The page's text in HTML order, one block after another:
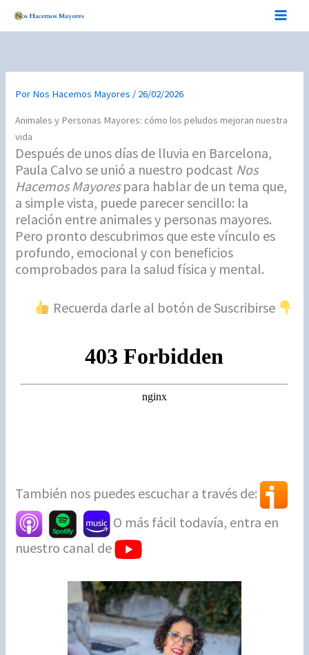
Por Nos Hacemos Mayores / 26/02/2026
Animales y Personas Mayores: cómo los peludos mejoran nuestra
vida
Después de unos días de lluvia en Barcelona,
Paula Calvo se unió a nuestro podcast Nos
Hacemos Mayorespara hablar de un tema que,
a simple vista, puede parecer sencillo: la
relación entre animales y personas mayores.
Pero pronto descubrimos que este vínculo es
profundo, emocional y con beneficios
comprobados para la salud física y mental.
Recuerda darle al botón de Suscribirse
También nos puedes escuchar a través de:
O más fácil todavía, entra en
nuestro canal de